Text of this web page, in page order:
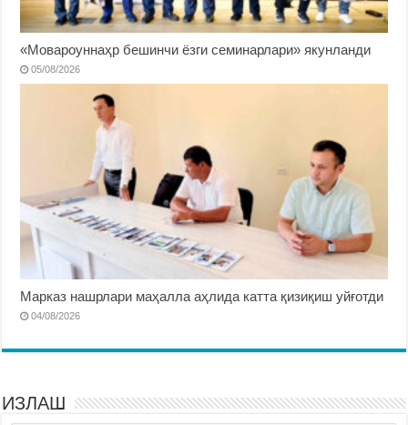
«Мовароуннаҳр бешинчи ёзги семинарлари» якунланди
05/08/2026
Марказ нашрлари маҳалла аҳлида катта қизиқиш уйғотди
04/08/2026
ИЗЛАШ